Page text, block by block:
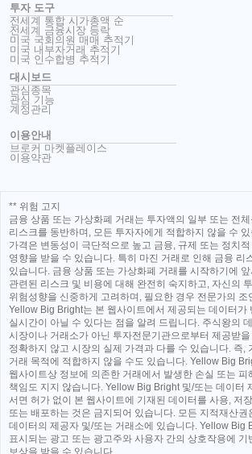
투자 도구
전세계 통합 시가총액 순
전세계 금융시장 등락
미국 국회의원 매매 추적기
미국 내부자거래 추적기
미국 인수합병 추적기
대시보드
관심종목
관심 기능
계정관리
이용안내
브로커 마켓플레이스
이용약관
** 위험 고지
금융 상품 또는 가상화폐 거래는 투자액의 일부 또는 전
리스크를 동반하며, 모든 투자자에게 적합하지 않을 수
가격은 변동성이 극단적으로 높고 금융, 규제 또는 정치
영향을 받을 수 있습니다. 특히 마진 거래로 인해 금융 리
있습니다. 금융 상품 또는 가상화폐 거래를 시작하기에
관련된 리스크 및 비용에 대해 완전히 숙지하고, 자신의
위험성향을 신중하게 고려하며, 필요한 경우 전문가의 조
Yellow Big Bright는 본 웹사이트에서 제공되는 데이터가
실시간이 아닐 수 있다는 점을 알려 드립니다. 주식왕의
시장이나 거래소가 아닌 투자전문기관으로부터 제공받
정확하지 않고 시장의 실제 가격과 다를 수 있습니다. 즉,
거래 목적에 적합하지 않을 수도 있습니다. Yellow Big
웹사이트상 정보에 의존한 거래에서 발생한 손실 또는 피
책임도 지지 않습니다. Yellow Big Bright 및/또는 데이터
서면 허가 없이 본 웹사이트에 기재된 데이터를 사용, 저
또는 배포하는 것은 금지되어 있습니다. 모든 지적재산권
데이터의 제공자 및/또는 거래소에 있습니다. Yellow Big
표시되는 광고 또는 광고주와 사용자 간의 상호작용에 기
보상을 받을 수 있습니다.